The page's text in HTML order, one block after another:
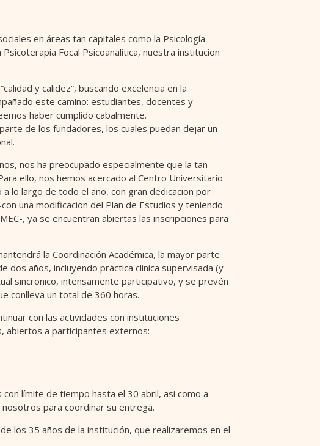
en áreas tan capitales como la Psicología
Focal Psicoanalítica, nuestra institucion
y calidez”, buscando excelencia en la
este camino: estudiantes, docentes y
haber cumplido cabalmente.
de los fundadores, los cuales puedan dejar un
nos ha preocupado especialmente que la tan
ello, nos hemos acercado al Centro Universitario
lo largo de todo el año, con gran dedicacion por
una modificacion del Plan de Estudios y teniendo
, ya se encuentran abiertas las inscripciones para
la Coordinación Académica, la mayor parte
dos años, incluyendo práctica clinica supervisada (y
sincronico, intensamente participativo, y se prevén
conlleva un total de 360 horas.
con las actividades con instituciones
abiertos a participantes externos:
límite de tiempo hasta el 30 abril, asi como a
para coordinar su entrega.
los 35 años de la institución, que realizaremos en el